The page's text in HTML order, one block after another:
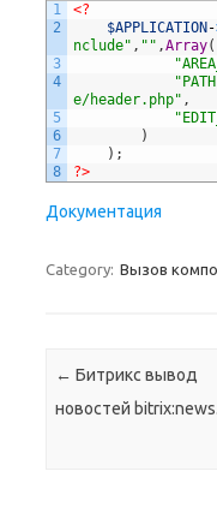
1
2
3
4
5
6
7
8
<?
$APPLICATION -
nclude" , "" ,Array(
e/header.php" ,
)
) ;
?>
Документация
Category: Вызов
Post navigation
← Битрикс вывод
новостей